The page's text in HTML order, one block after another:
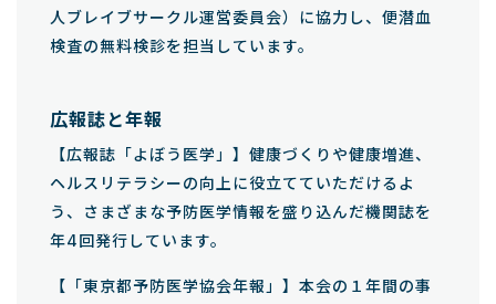
人ブレイブサークル運営委員会）に協力し、便潜血
検査の無料検診を担当しています。
広報誌と年報
【広報誌「よぼう医学」】健康づくりや健康増進、
ヘルスリテラシーの向上に役立てていただけるよ
う、さまざまな予防医学情報を盛り込んだ機関誌を
年4回発行しています。
【「東京都予防医学協会年報」】本会の１年間の事